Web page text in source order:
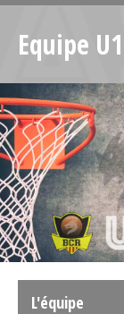
Equipe
L'équipe